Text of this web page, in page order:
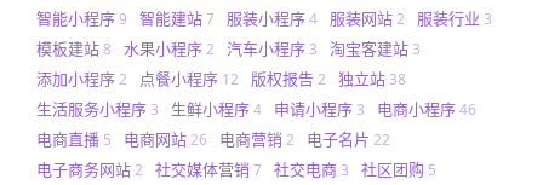
智能小程序9 智能建站7 服装小程序4 服装网站2 服装行业 3
模板建站8 水果小程序2 汽车小程序 3 淘宝客建站 3
添加小程序2 点餐小程序 12 版权报告2 独立站 38
生活服务小程序 3 生鲜小程序4 申请小程序 3 电商小程序46
电商直播 5 电商网站26 电商营销 2 电子名片 22
电子商务网站2 社交媒体营销 7 社交电商 3 社区团购 5